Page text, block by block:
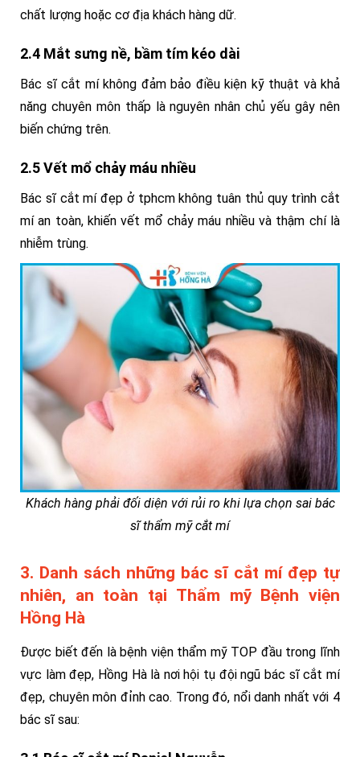
chất lượng hoặc cơ địa khách hàng dữ.
2.4 Mắt sưng nề, bầm tím kéo dài
Bác sĩ cắt mí không đảm bảo điều kiện kỹ thuật và khả
năng chuyên môn thấp là nguyên nhân chủ yếu gây nên
biến chứng trên.
2.5 Vết mổ chảy máu nhiều
Bác sĩ cắt mí đẹp ở tphcm không tuân thủ quy trình cắt
mí an toàn, khiến vết mổ chảy máu nhiều và thậm chí là
nhiễm trùng.
Khách hàng phải đối diện với rủi ro khi lựa chọn sai bác
sĩ thẩm mỹ cắt mí
3. Danh sách những bác sĩ cắt mí đẹp tự
nhiên, an toàn tại Thẩm mỹ Bệnh viện
Hồng Hà
Được biết đến là bệnh viện thẩm mỹ TOP đầu trong lĩnh
vực làm đẹp, Hồng Hà là nơi hội tụ đội ngũ bác sĩ cắt mí
đẹp, chuyên môn đỉnh cao. Trong đó, nổi danh nhất với 4
bác sĩ sau: